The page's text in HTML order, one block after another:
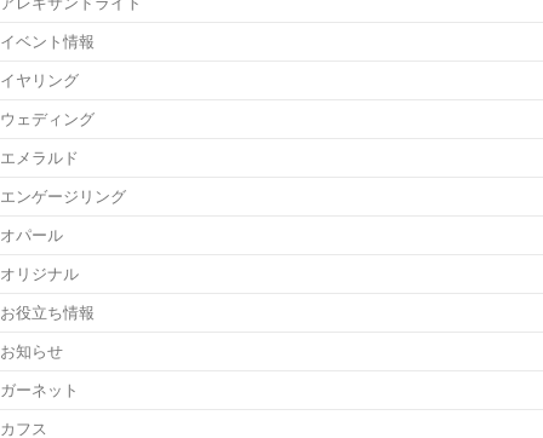
イベント情報
イヤリング
ウェディング
エメラルド
エンゲージリング
オパール
オリジナル
お役立ち情報
お知らせ
ガーネット
カフス